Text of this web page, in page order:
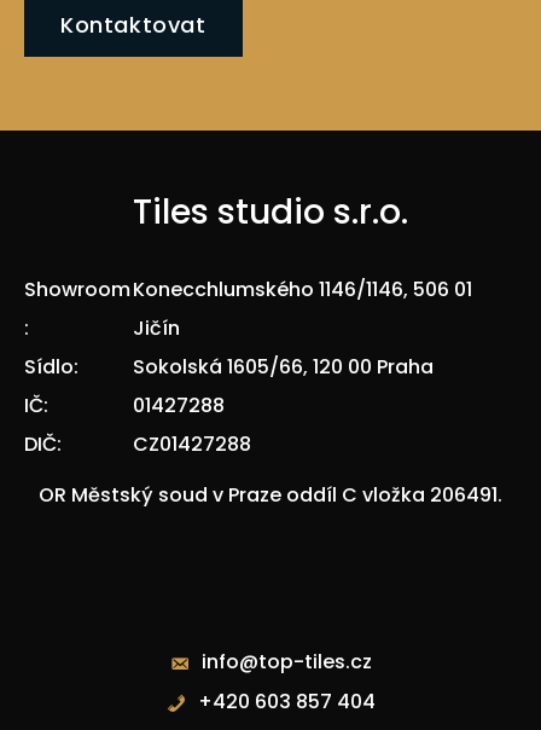
Kontaktovat
Tiles studio s.r.o.
Showroom
:
Konecchlumského 1146/1146, 506 01
Jičín
Sídlo:
Sokolská 1605/66, 120 00 Praha
IČ:
01427288
DIČ:
CZ01427288
OR Městský soud v Praze oddíl C vložka 206491.
info@top-tiles.cz
+420 603 857 404